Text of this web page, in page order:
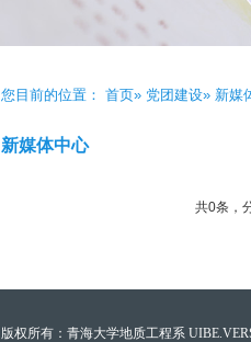
您目前的位置： 首页» 党团建设» 新媒
新媒体中心
共0条，
版权所有：青海大学地质工程系